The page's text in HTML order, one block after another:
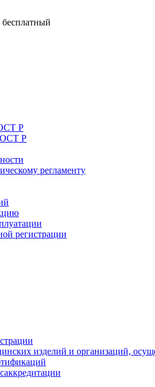
Р
Р
регламенту
регистрации
изделий и организаций,